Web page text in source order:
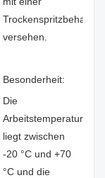
versehen.
Besonderheit:
Die
Arbeitstemperatur
liegt zwischen
-20 °C und +70
°C und die